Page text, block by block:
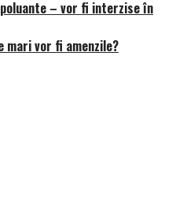
– vor fi interzise în
mari vor fi amenzile?